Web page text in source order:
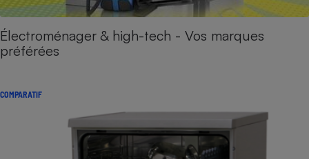
Électroménager & high-tech - Vos marques
préférées
COMPARATIF